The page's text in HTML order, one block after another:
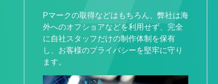
Pマークの取得などはもちろん、弊社は海
外へのオフショアなどを利⽤せず、完全
に⾃社スタッフだけの制作体制を保有
し、お客様のプライバシーを堅牢に守り
ます。